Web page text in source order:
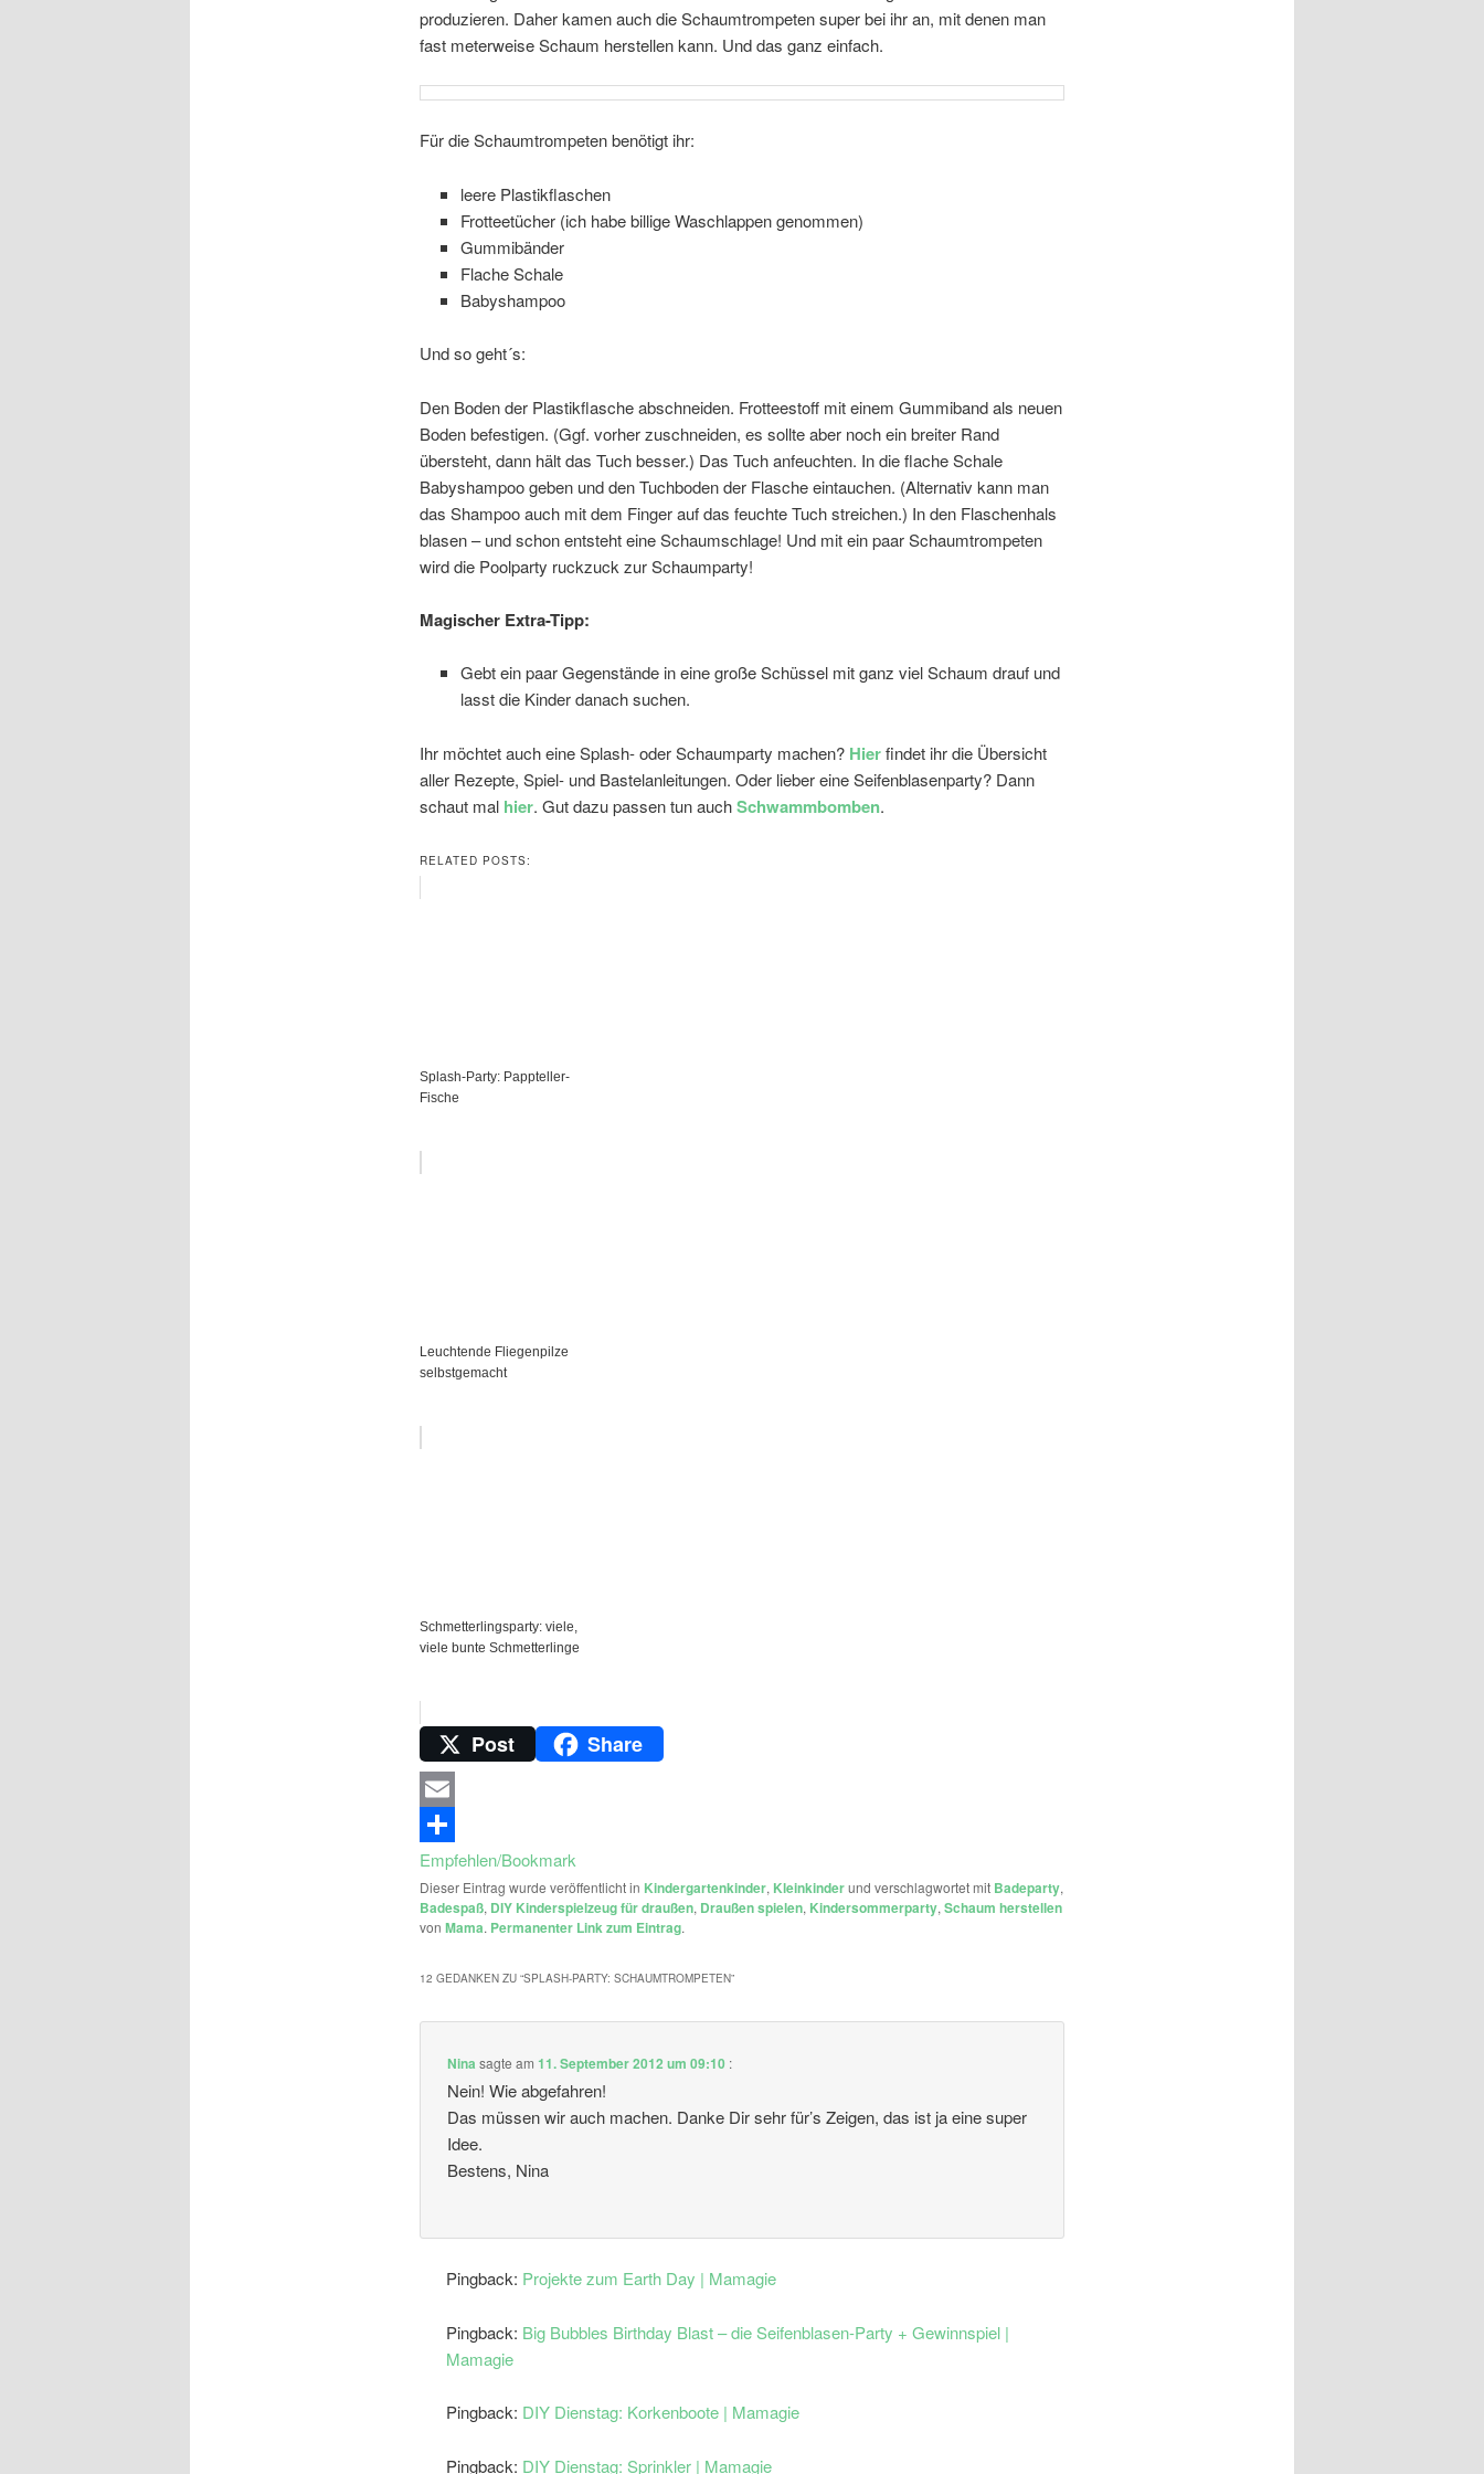
produzieren. Daher kamen auch die Schaumtrompeten super bei ihr an, mit denen man
fast meterweise Schaum herstellen kann. Und das ganz einfach.
Für die Schaumtrompeten benötigt ihr:
leere Plastikflaschen
Frotteetücher (ich habe billige Waschlappen genommen)
Gummibänder
Flache Schale
Babyshampoo
Und so geht´s:
Den Boden der Plastikflasche abschneiden. Frotteestoff mit einem Gummiband als neuen
Boden befestigen. (Ggf. vorher zuschneiden, es sollte aber noch ein breiter Rand
übersteht, dann hält das Tuch besser.) Das Tuch anfeuchten. In die flache Schale
Babyshampoo geben und den Tuchboden der Flasche eintauchen. (Alternativ kann man
das Shampoo auch mit dem Finger auf das feuchte Tuch streichen.) In den Flaschenhals
blasen – und schon entsteht eine Schaumschlage! Und mit ein paar Schaumtrompeten
wird die Poolparty ruckzuck zur Schaumparty!
Magischer Extra-Tipp:
Gebt ein paar Gegenstände in eine große Schüssel mit ganz viel Schaum drauf und
lasst die Kinder danach suchen.
Ihr möchtet auch eine Splash- oder Schaumparty machen?Hierfindet ihr die Übersicht
aller Rezepte, Spiel- und Bastelanleitungen. Oder lieber eine Seifenblasenparty? Dann
schaut malhier. Gut dazu passen tun auchSchwammbomben.
RELATED POSTS:
Splash-Party: Pappteller-
Fische
Leuchtende Fliegenpilze
selbstgemacht
Schmetterlingsparty: viele,
viele bunte Schmetterlinge
Post Share
Email
Empfehlen/Bookmark
Dieser Eintrag wurde veröffentlicht in Kindergartenkinder, Kleinkinderund verschlagwortet mit Badeparty,
Badespaß, DIY Kinderspielzeug für draußen, Draußen spielen, Kindersommerparty, Schaum herstellen
von Mama. Permanenter Link zum Eintrag.
12 GEDANKEN ZU “SPLASH-PARTY: SCHAUMTROMPETEN”
Nina sagte am11. September 2012 um 09:10 :
Nein! Wie abgefahren!
Das müssen wir auch machen. Danke Dir sehr für’s Zeigen, das ist ja eine super
Idee.
Bestens, Nina
Pingback: Projekte zum Earth Day | Mamagie
Pingback: Big Bubbles Birthday Blast – die Seifenblasen-Party + Gewinnspiel |
Mamagie
Pingback: DIY Dienstag: Korkenboote | Mamagie
Pingback: DIY Dienstag: Sprinkler | Mamagie